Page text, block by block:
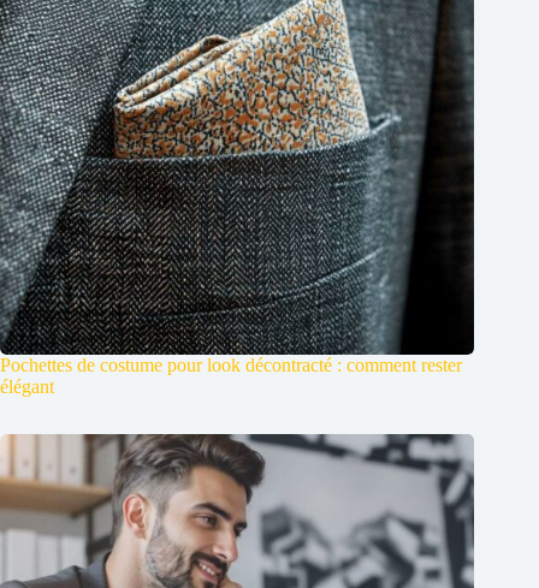
Pochettes de costume pour look décontracté : comment rester
élégant